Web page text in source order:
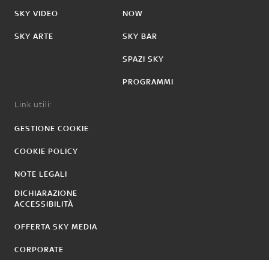
SKY VIDEO
SKY ARTE
NOW
SKY BAR
SPAZI SKY
PROGRAMMI
Link utili:
GESTIONE COOKIE
COOKIE POLICY
NOTE LEGALI
DICHIARAZIONE
ACCESSIBILITÀ
OFFERTA SKY MEDIA
CORPORATE